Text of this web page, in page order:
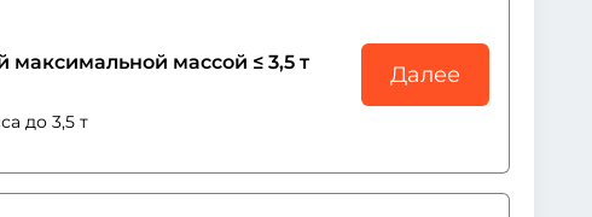
максимальной массой ≤ 3,5 т
до 3,5 т
Далее